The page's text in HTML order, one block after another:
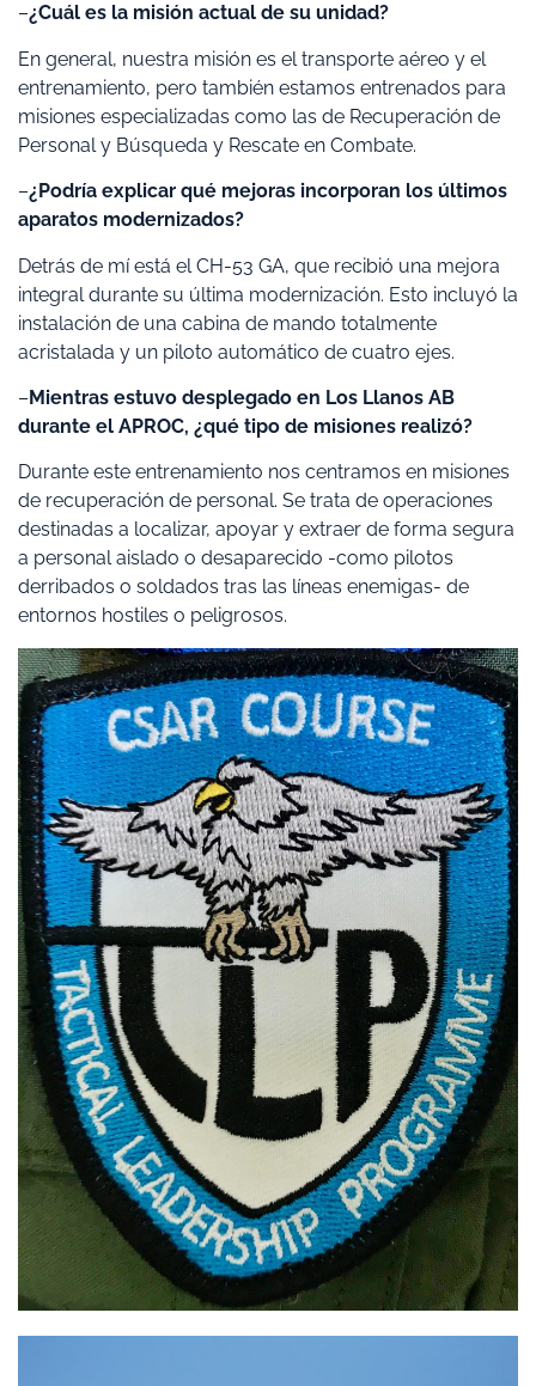
–¿Cuál es la misión actual de su unidad?
En general, nuestra misión es el transporte aéreo y el
entrenamiento, pero también estamos entrenados para
misiones especializadas como las de Recuperación de
Personal y Búsqueda y Rescate en Combate.
–¿Podría explicar qué mejoras incorporan los últimos
aparatos modernizados?
Detrás de mí está el CH-53 GA, que recibió una mejora
integral durante su última modernización. Esto incluyó la
instalación de una cabina de mando totalmente
acristalada y un piloto automático de cuatro ejes.
–Mientras estuvo desplegado en Los Llanos AB
durante el APROC, ¿qué tipo de misiones realizó?
Durante este entrenamiento nos centramos en misiones
de recuperación de personal. Se trata de operaciones
destinadas a localizar, apoyar y extraer de forma segura
a personal aislado o desaparecido -como pilotos
derribados o soldados tras las líneas enemigas- de
entornos hostiles o peligrosos.